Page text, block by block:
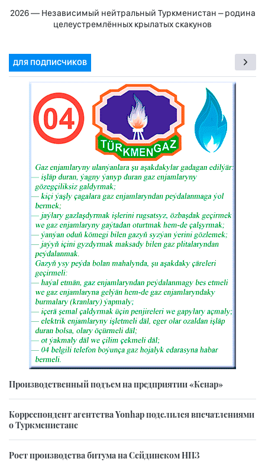
2026 — Независимый нейтральный Туркменистан – родина
целеустремлённых крылатых скакунов
ДЛЯ ПОДПИСЧИКОВ
Производственный подъем на предприятии «Кенар»
Корреспондент агентства Yonhap поделился впечатлениями
о Туркменистане
Рост производства битума на Сейдинском НПЗ